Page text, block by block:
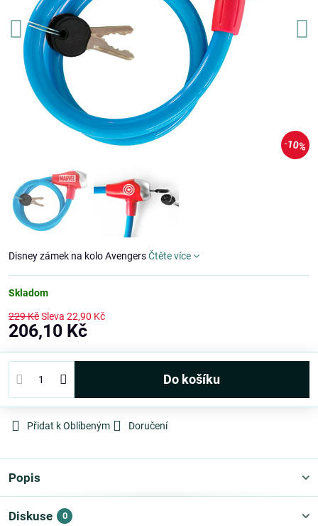
10%
Disney zámek na kolo AvengersČtěte více
Skladom
229 KčSleva 22,90 Kč
206,10 Kč
Do košíku
Přidat k Oblíbeným Doručení
Popis
Diskuse 0